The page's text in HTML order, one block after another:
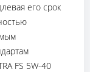
его срок
FS 5W-40